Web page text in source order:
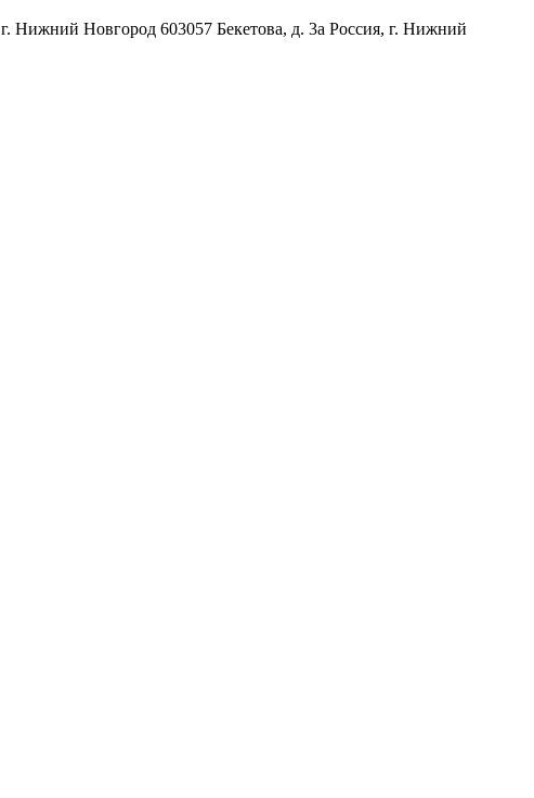
г. Нижний Новгород 603057 Бекетова, д. 3а Россия, г. Нижний